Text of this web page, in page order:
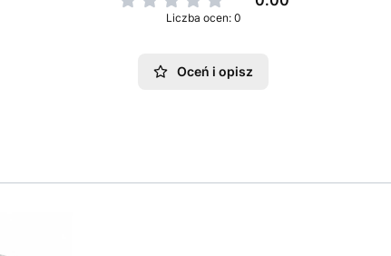
Liczba ocen: 0
Oceń i opisz